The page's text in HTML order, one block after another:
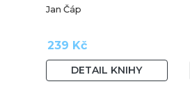
Jan Čáp
239 Kč
DETAIL KNIHY